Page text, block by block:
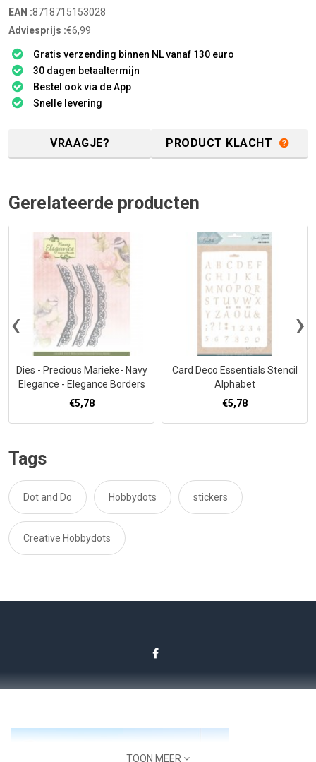
EAN :8718715153028
Adviesprijs :€6,99
Gratis verzending binnen NL vanaf 130 euro
30 dagen betaaltermijn
Bestel ook via de App
Snelle levering
VRAAGJE? PRODUCT KLACHT
Gerelateerde producten
Dies - Precious Marieke- Navy
Elegance - Elegance Borders
€5,78
Card Deco Essentials Stencil
Alphabet
€5,78
‹ ›
Tags
Dot and Do Hobbydots stickers
Creative Hobbydots
TOON MEER